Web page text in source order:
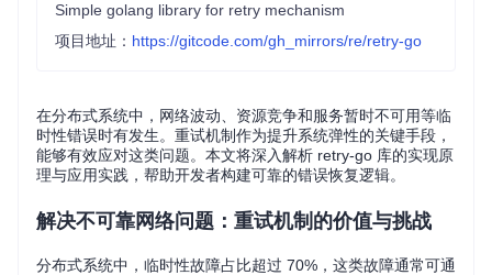
Simple golang library for retry mechanism
项目地址： https://gitcode.com/gh_mirrors/re/retry-go
在分布式系统中，网络波动、资源竞争和服务暂时不可用等临
时性错误时有发生。重试机制作为提升系统弹性的关键手段，
能够有效应对这类问题。本文将深入解析 retry-go 库的实现原
理与应用实践，帮助开发者构建可靠的错误恢复逻辑。
解决不可靠网络问题：重试机制的价值与挑战
分布式系统中，临时性故障占比超过 70%，这类故障通常可通